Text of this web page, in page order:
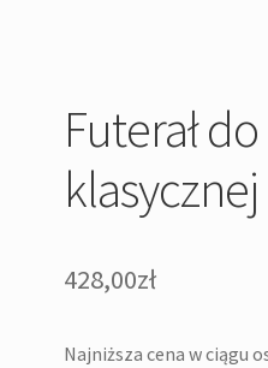
Futerał
klasycznej
428,00zł
Najniższa cena w ciągu